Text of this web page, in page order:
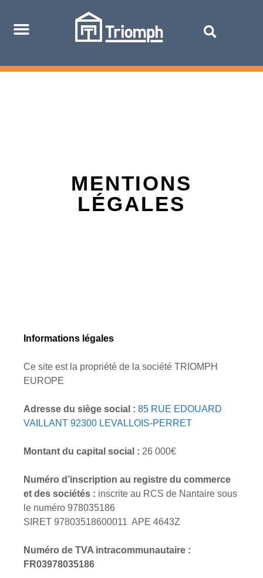
MENTIONS
LÉGALES
Informations légales
Ce site est la propriété de la société TRIOMPH
EUROPE
Adresse du siège social : 85 RUE EDOUARD
VAILLANT 92300 LEVALLOIS-PERRET
Montant du capital social : 26 000€
Numéro d’inscription au registre du commerce
et des sociétés : inscrite au RCS de Nantaire sous
le numéro 978035186
SIRET 97803518600011 APE 4643Z
Numéro de TVA intracommunautaire :
FR03978035186